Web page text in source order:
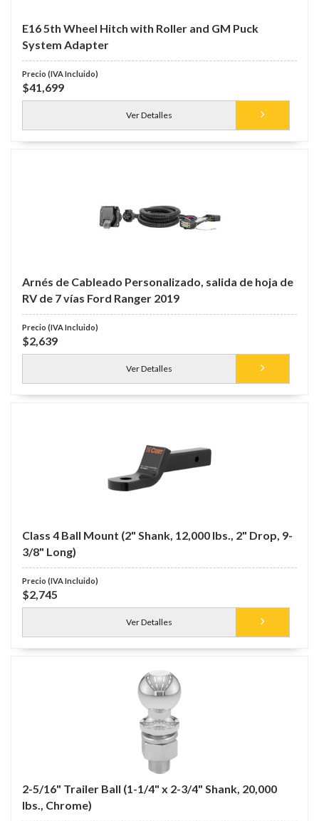
E16 5th Wheel Hitch with Roller and GM Puck
System Adapter
$41,699
Ver Detalles
Arnés de Cableado Personalizado, salida de hoja de
RV de 7 vías Ford Ranger 2019
$2,639
Ver Detalles
Class 4 Ball Mount (2" Shank, 12,000 lbs., 2" Drop, 9-
3/8" Long)
$2,745
Ver Detalles
2-5/16" Trailer Ball (1-1/4" x 2-3/4" Shank, 20,000
lbs., Chrome)